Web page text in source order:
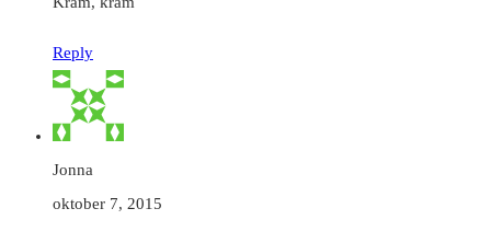
Reply
Jonna
oktober 7, 2015